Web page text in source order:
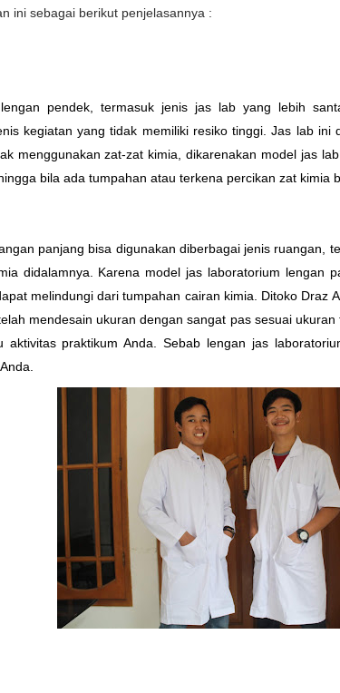
ini sebagai berikut penjelasannya :
pendek, termasuk jenis jas lab yang lebih
kegiatan yang tidak memiliki resiko tinggi. Jas lab ini
menggunakan zat-zat kimia, dikarenakan model jas
bila ada tumpahan atau terkena percikan zat kimia
panjang bisa digunakan diberbagai jenis ruangan,
didalamnya. Karena model jas laboratorium lengan
melindungi dari tumpahan cairan kimia. Ditoko Draz
mendesain ukuran dengan sangat pas sesuai
aktivitas praktikum Anda. Sebab lengan jas